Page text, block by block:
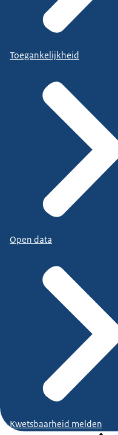
Toegankelijkheid
Open data
Kwetsbaarheid melden